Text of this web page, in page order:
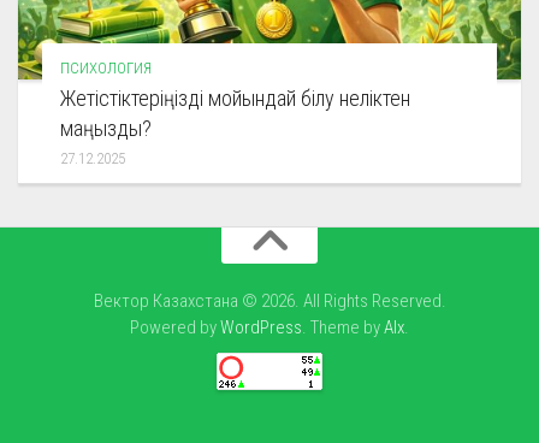
ПСИХОЛОГИЯ
Жетістіктеріңізді мойындай білу неліктен
маңызды?
27.12.2025
Вектор Казахстана © 2026. All Rights Reserved.
Powered byWordPress. Theme byAlx.